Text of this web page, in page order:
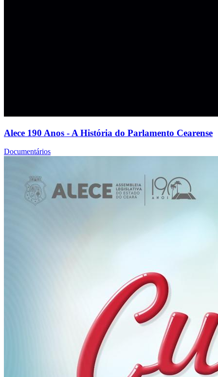
Alece 190 Anos - A História do Parlamento Cearense
Documentários